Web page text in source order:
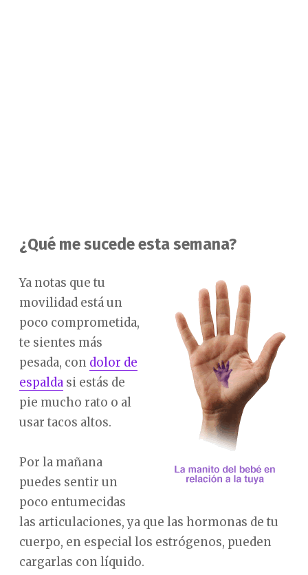
¿Qué me sucede esta semana?
Ya notas que tu
movilidad está un
poco comprometida,
te sientes más
pesada, con dolor de
espaldasi estás de
pie mucho rato o al
usar tacos altos.
Por la mañana
puedes sentir un
poco entumecidas
las articulaciones, ya que las hormonas de tu
cuerpo, en especial los estrógenos, pueden
cargarlas con líquido.